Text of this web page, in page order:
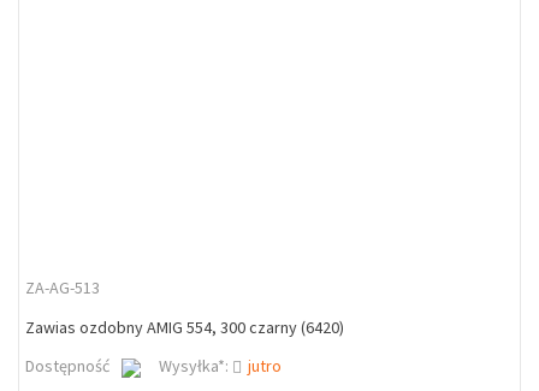
ZA-AG-513
Zawias ozdobny AMIG 554, 300 czarny (6420)
Dostępność
Wysyłka*: jutro